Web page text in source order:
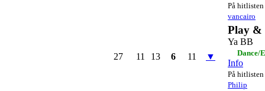
På hitlisten
vancairo
27 11 13 6 11 ▼
Play &
Ya BB
Dance/
Info
På hitlisten
Philip